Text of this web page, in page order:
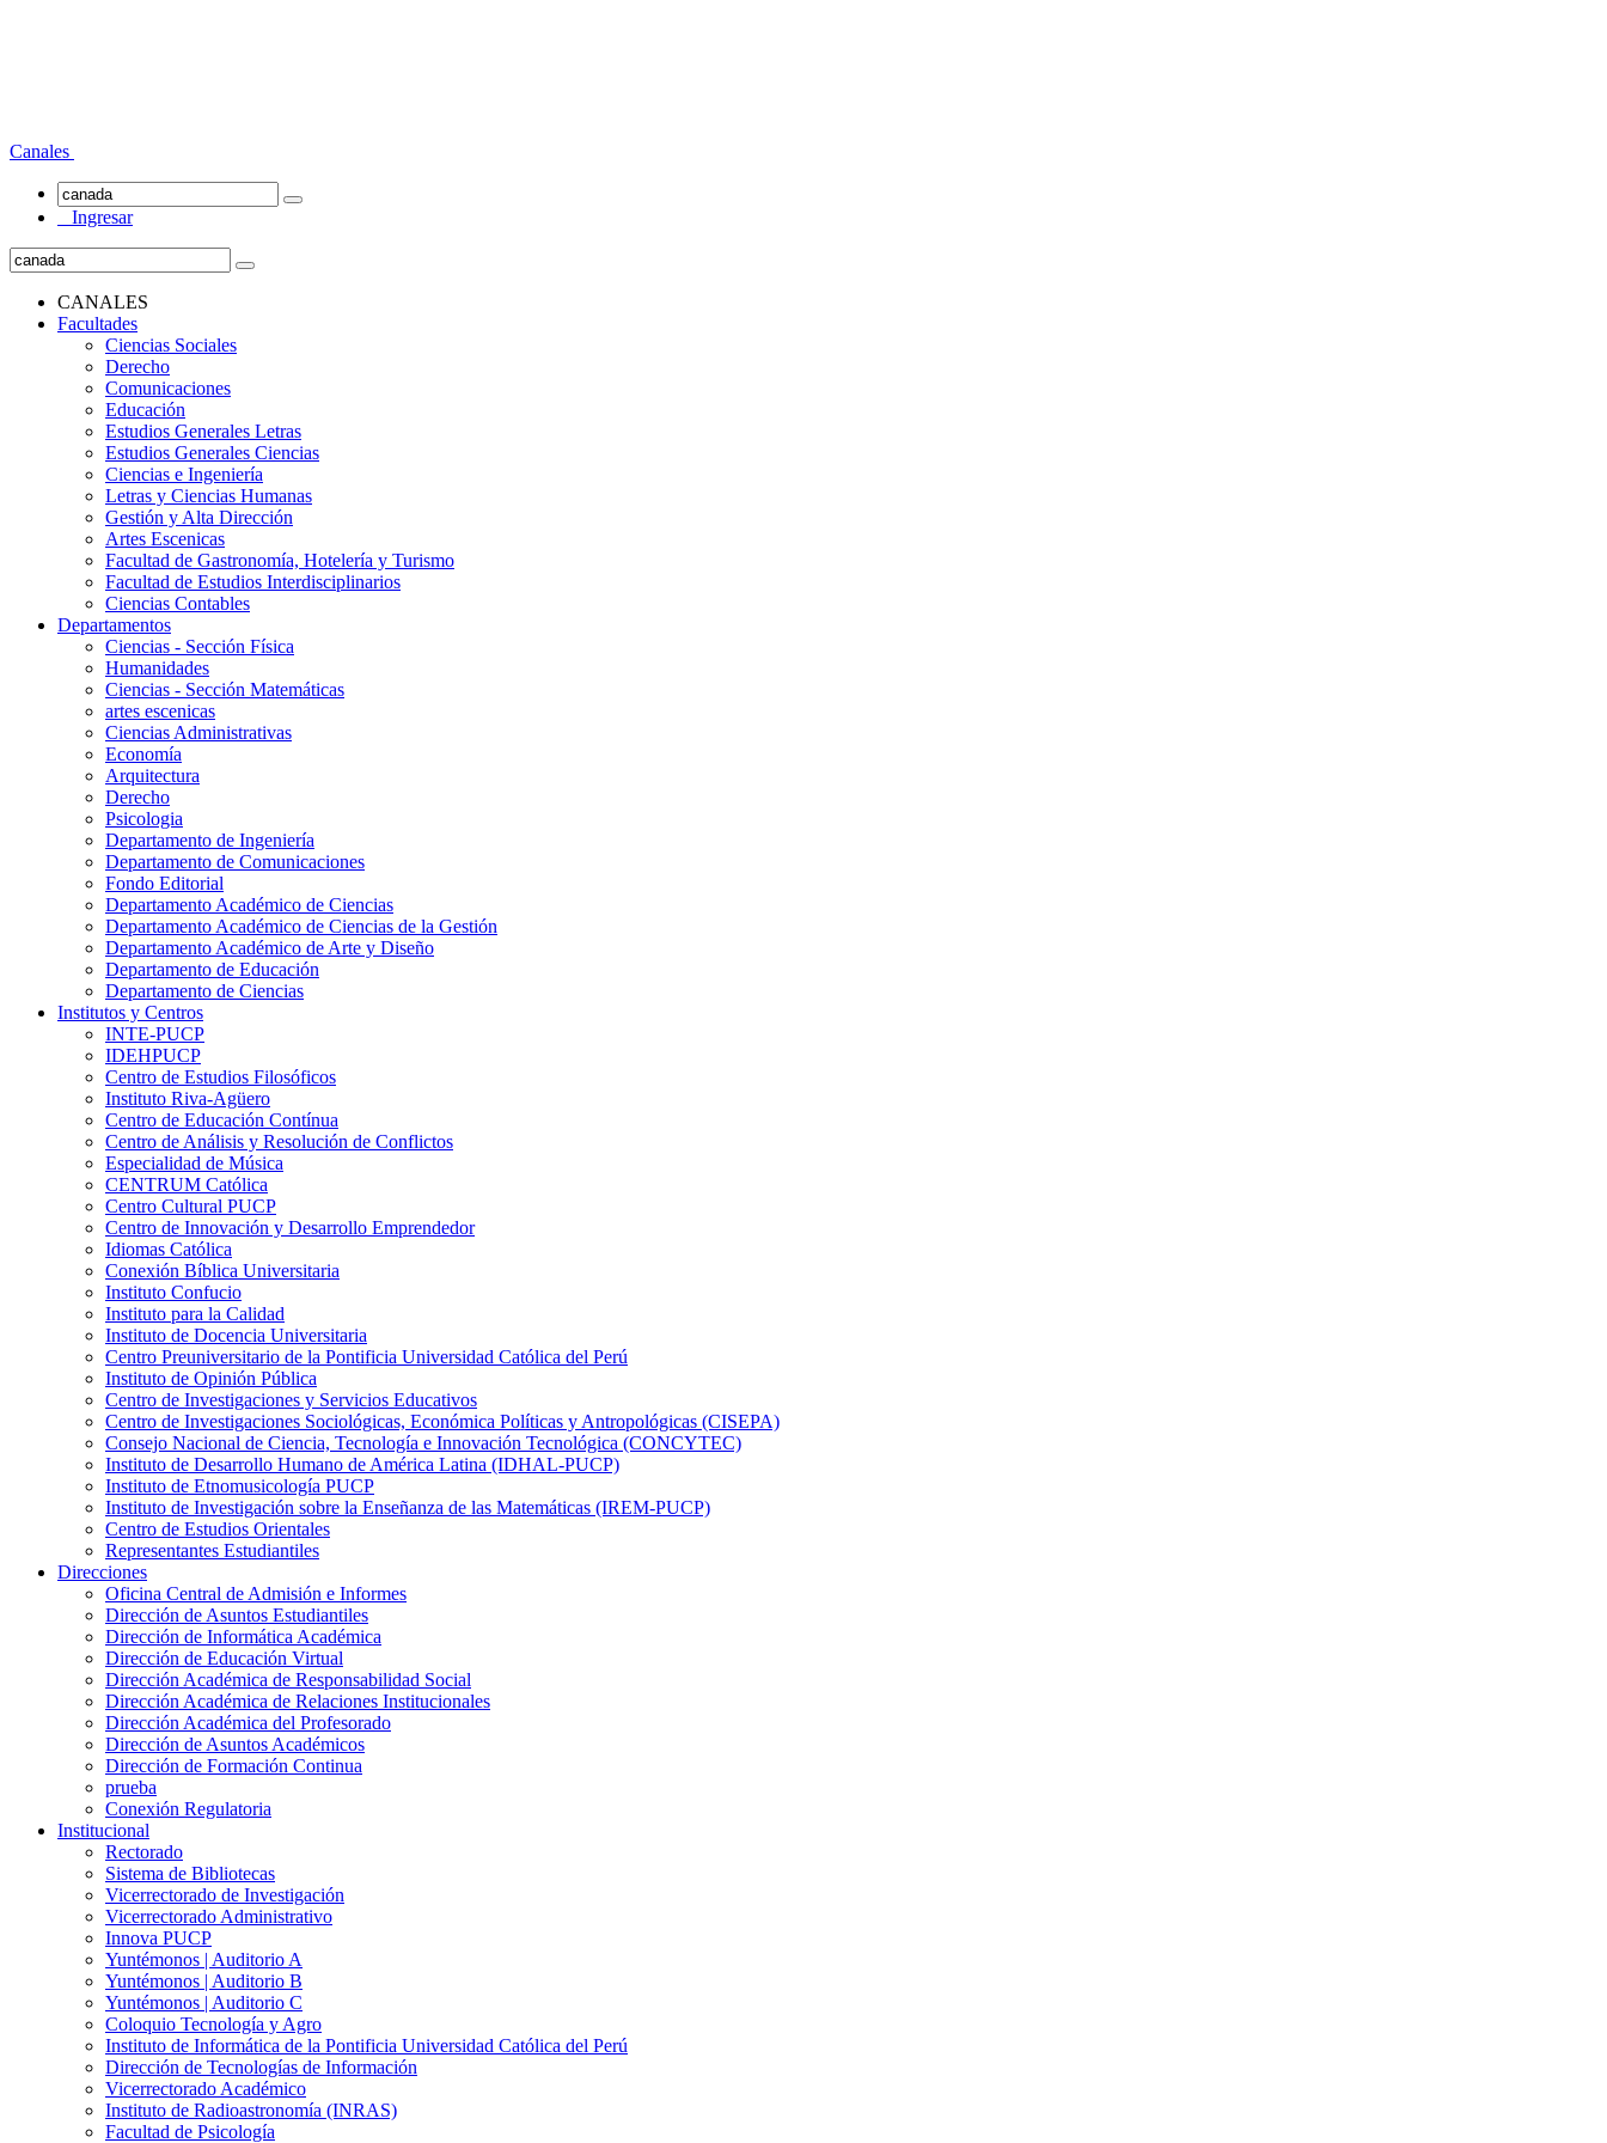
Canales
Ingresar
CANALES
Facultades
Ciencias Sociales
Derecho
Comunicaciones
Educación
Estudios Generales Letras
Estudios Generales Ciencias
Ciencias e Ingeniería
Letras y Ciencias Humanas
Gestión y Alta Dirección
Artes Escenicas
Facultad de Gastronomía, Hotelería y Turismo
Facultad de Estudios Interdisciplinarios
Ciencias Contables
Departamentos
Ciencias - Sección Física
Humanidades
Ciencias - Sección Matemáticas
artes escenicas
Ciencias Administrativas
Economía
Arquitectura
Derecho
Psicologia
Departamento de Ingeniería
Departamento de Comunicaciones
Fondo Editorial
Departamento Académico de Ciencias
Departamento Académico de Ciencias de la Gestión
Departamento Académico de Arte y Diseño
Departamento de Educación
Departamento de Ciencias
Institutos y Centros
INTE-PUCP
IDEHPUCP
Centro de Estudios Filosóficos
Instituto Riva-Agüero
Centro de Educación Contínua
Centro de Análisis y Resolución de Conflictos
Especialidad de Música
CENTRUM Católica
Centro Cultural PUCP
Centro de Innovación y Desarrollo Emprendedor
Idiomas Católica
Conexión Bíblica Universitaria
Instituto Confucio
Instituto para la Calidad
Instituto de Docencia Universitaria
Centro Preuniversitario de la Pontificia Universidad Católica del Perú
Instituto de Opinión Pública
Centro de Investigaciones y Servicios Educativos
Centro de Investigaciones Sociológicas, Económica Políticas y Antropológicas (CISEPA)
Consejo Nacional de Ciencia, Tecnología e Innovación Tecnológica (CONCYTEC)
Instituto de Desarrollo Humano de América Latina (IDHAL-PUCP)
Instituto de Etnomusicología PUCP
Instituto de Investigación sobre la Enseñanza de las Matemáticas (IREM-PUCP)
Centro de Estudios Orientales
Representantes Estudiantiles
Direcciones
Oficina Central de Admisión e Informes
Dirección de Asuntos Estudiantiles
Dirección de Informática Académica
Dirección de Educación Virtual
Dirección Académica de Responsabilidad Social
Dirección Académica de Relaciones Institucionales
Dirección Académica del Profesorado
Dirección de Asuntos Académicos
Dirección de Formación Continua
prueba
Conexión Regulatoria
Institucional
Rectorado
Sistema de Bibliotecas
Vicerrectorado de Investigación
Vicerrectorado Administrativo
Innova PUCP
Yuntémonos | Auditorio A
Yuntémonos | Auditorio B
Yuntémonos | Auditorio C
Coloquio Tecnología y Agro
Instituto de Informática de la Pontificia Universidad Católica del Perú
Dirección de Tecnologías de Información
Vicerrectorado Académico
Instituto de Radioastronomía (INRAS)
Facultad de Psicología